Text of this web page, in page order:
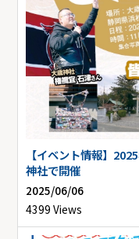
【イベント情報】
神社で開催
2025/06/06
4399 Views